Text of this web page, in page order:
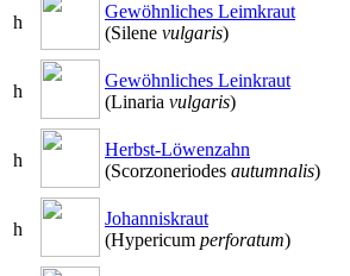
h
Gewöhnliches Leimkraut
(Silene vulgaris)
h
Gewöhnliches Leinkraut
(Linaria vulgaris)
h
Herbst-Löwenzahn
(Scorzoneriodes autumnalis)
h
Johanniskraut
(Hypericum perforatum)